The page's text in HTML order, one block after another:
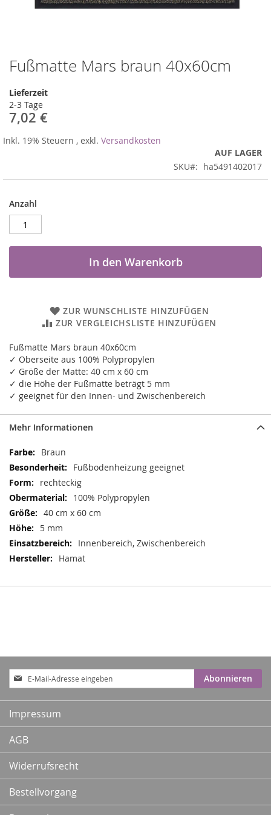
Fußmatte Mars braun 40x60cm
Lieferzeit
2-3 Tage
7,02 €
Inkl. 19% Steuern , exkl. Versandkosten
AUF LAGER
SKU
ha5491402017
Anzahl
In den Warenkorb
ZUR WUNSCHLISTE HINZUFÜGEN
ZUR VERGLEICHSLISTE HINZUFÜGEN
Fußmatte Mars braun 40x60cm
✓ Oberseite aus 100% Polypropylen
✓ Größe der Matte: 40 cm x 60 cm
✓ die Höhe der Fußmatte beträgt 5 mm
✓ geeignet für den Innen- und Zwischenbereich
Zum
Anfang
der
Bildergalerie
springen
Mehr Informationen
Mehr
Informationen
Braun
Fußbodenheizung geeignet
rechteckig
100% Polypropylen
40 cm x 60 cm
5 mm
Innenbereich, Zwischenbereich
Hamat
Anmeldung
zum
Newsletter:
Abonnieren
Impressum
AGB
Widerrufsrecht
Bestellvorgang